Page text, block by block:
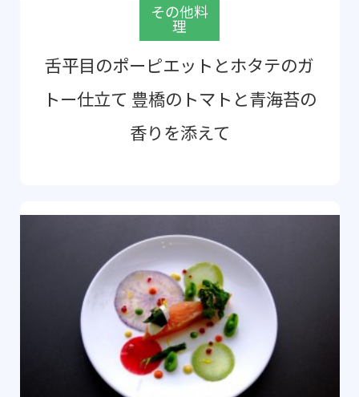
その他料
理
舌平目のポーピエットとホタテのガ
トー仕立て 豊橋のトマトと青海苔の
香りを添えて